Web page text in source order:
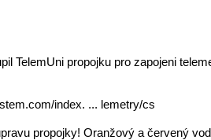
TelemUni propojku pro zapojeni
index. ... lemetry/cs
propojky! Oranžový a červený